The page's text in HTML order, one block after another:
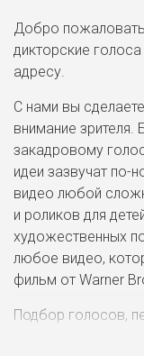
Добро
дикторские
адресу.
С нами вы
внимание зрителя.
закадровому
идеи зазвучат
видео любой
и роликов для
художественных
любое видео,
фильм от Warner
Подбор голосов,